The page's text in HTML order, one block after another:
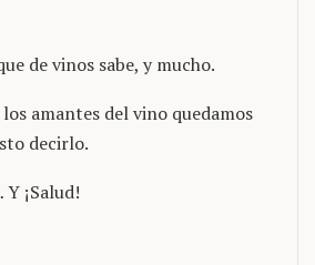
de vinos sabe, y mucho.
amantes del vino quedamos
decirlo.
¡Salud!